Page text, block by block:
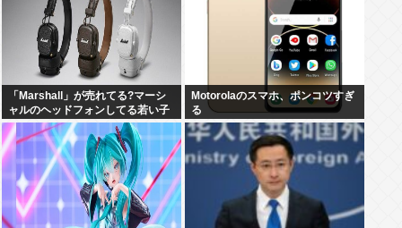
「Marshall」が売れてる?マーシ
ャルのヘッドフォンしてる若い子
おおいよな。とくに白い奴
Motorolaのスマホ、ポンコツすぎ
る